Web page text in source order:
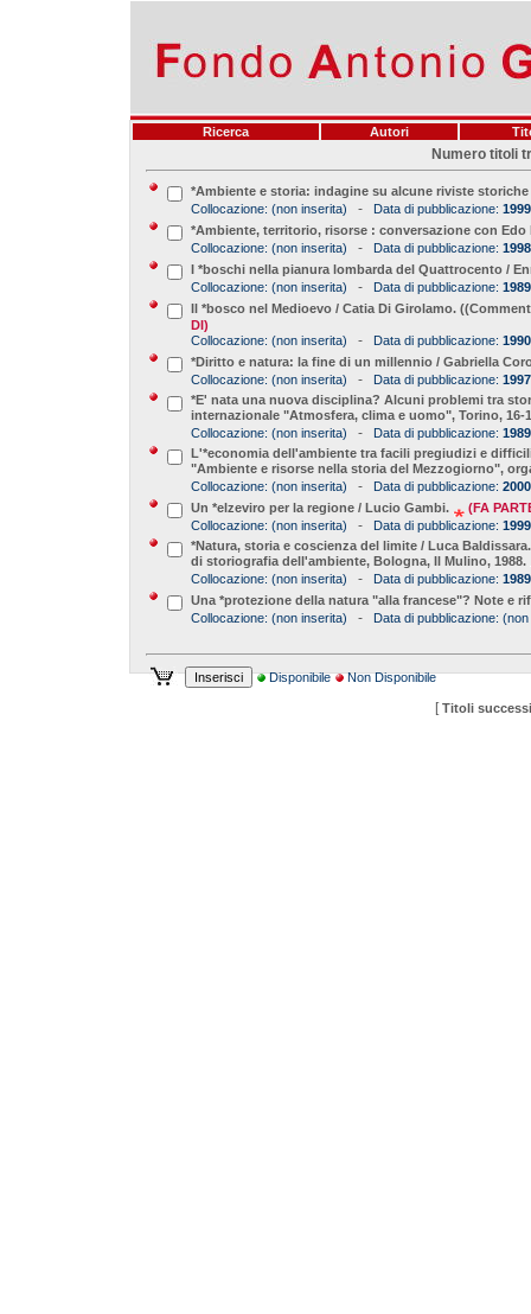
Ricerca Autori
Numero titoli
*Ambiente e storia: indagine su alcune riviste storiche
Collocazione: (non inserita) - Data di pubblicazione: 1999
*Ambiente, territorio, risorse : conversazione con Edo
Collocazione: (non inserita) - Data di pubblicazione: 1998
I *boschi nella pianura lombarda del Quattrocento /
Collocazione: (non inserita) - Data di pubblicazione: 1989
Il *bosco nel Medioevo / Catia Di Girolamo.
DI)
Collocazione: (non inserita) - Data di pubblicazione: 1990
*Diritto e natura: la fine di un millennio / Gabriella
Collocazione: (non inserita) - Data di pubblicazione: 1997
*E' nata una nuova disciplina? Alcuni problemi tra
internazionale "Atmosfera, clima e uomo", Torino, 16-
Collocazione: (non inserita) - Data di pubblicazione: 1989
L'*economia dell'ambiente tra facili pregiudizi e
"Ambiente e risorse nella storia del Mezzogiorno",
Collocazione: (non inserita) - Data di pubblicazione: 2000
Un *elzeviro per la regione / Lucio Gambi.
(FA
Collocazione: (non inserita) - Data di pubblicazione: 1999
*Natura, storia e coscienza del limite / Luca
di storiografia dell'ambiente, Bologna, Il Mulino, 1988.
Collocazione: (non inserita) - Data di pubblicazione: 1989
Una *protezione della natura "alla francese"? Note e
Collocazione: (non inserita) - Data di pubblicazione: (non
Disponibile Non Disponibile
[Titoli